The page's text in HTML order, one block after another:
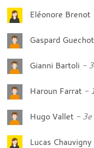
Eléonore Brenot
Gaspard Guechot
Gianni Bartoli
Haroun Farrat
Hugo Vallet 3e
Lucas Chauvigny